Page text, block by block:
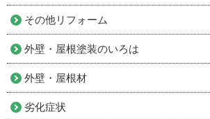
その他リフォーム
外壁・屋根塗装のいろは
外壁・屋根材
劣化症状